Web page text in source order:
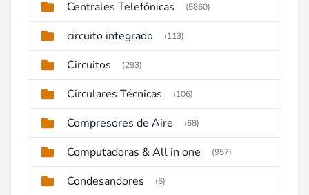
Centrales Telefónicas (5860)
circuito integrado (113)
Circuitos (293)
Circulares Técnicas (106)
Compresores de Aire (68)
Computadoras & All in one (957)
Condesandores (6)